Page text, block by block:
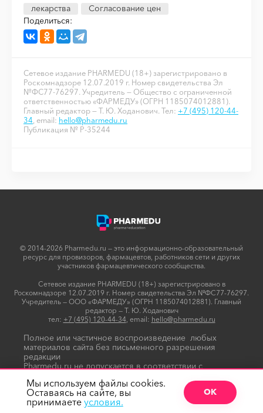
лекарства
Согласование цен
Поделиться:
Сетевое издание PHARMEDU (18+) зарегистрировано в
Роскомнадзоре 12.07.2019 г. Номер свидетельства Эл
№ФС77-76297. Учредитель — Общество с ограниченной
ответственностью «ФАРМЕДУ» (ОГРН 1185074012881).
Главный редактор — Т. Ю. Ходанович. Тел: +7 (495) 120-44-
34 , email: hello@pharmedu.ru
Публикация № P-35244
© 2014-2026 Pharmedu.ru — это информационно-образовательный
ресурс для провизоров, фармацевтов, работников сети и других
участников фармацевтического сообщества.
Сетевое издание PHARMEDU (18+) зарегистрировано в
Роскомнадзоре 12.07.2019 г. Номер свидетельства Эл №ФС77-76297.
Учредитель — ООО «ФАРМЕДУ» (ОГРН 1185074012881). Главный
редактор — Т. Ю. Ходанович
тел: +7 (495) 120-44-34, email: hello@pharmedu.ru
Полное или частичное воспроизведение любых
материалов сайта без письменного разрешения
редакции
Pharmedu.ru не допускается в соответствии с
Мы используем файлы cookies.
Оставаясь на сайте, вы
принимаете условия.
ОК